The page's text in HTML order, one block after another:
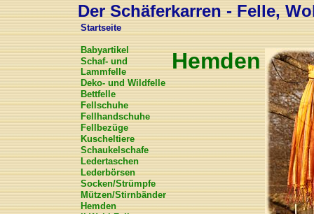
Der Schäferkarren - Felle,
Startseite
Babyartikel
Schaf- und
Lammfelle
Deko- und Wildfelle
Bettfelle
Fellschuhe
Fellhandschuhe
Fellbezüge
Kuscheltiere
Schaukelschafe
Ledertaschen
Lederbörsen
Socken/Strümpfe
Mützen/Stirnbänder
Hemden
Hemden